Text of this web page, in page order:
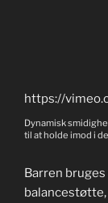
https://
Dynamisk
til at holde imod i
Barren